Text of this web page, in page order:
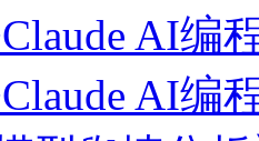
AI编
AI编